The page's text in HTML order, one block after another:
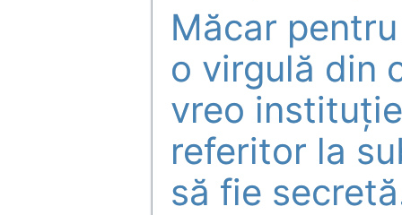
Măcar
o virgulă din
vreo
referitor la
să fie